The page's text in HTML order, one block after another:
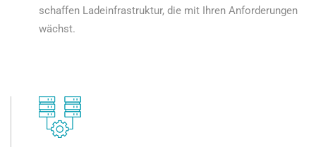
schaffen Ladeinfrastruktur, die mit Ihren Anforderungen
wächst.